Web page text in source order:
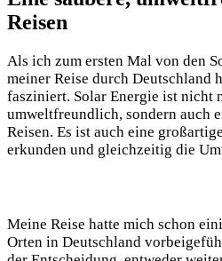
Reisen
Als ich zum⁢ ersten Mal von ⁣den
meiner Reise durch ‌Deutschland
fasziniert. Solar⁢ Energie ⁤ist nicht‌
umweltfreundlich, sondern ‍auch
Reisen. Es ist ⁣auch eine
erkunden⁣ und gleichzeitig​ die
Meine Reise hatte⁤ mich schon
Orten in Deutschland